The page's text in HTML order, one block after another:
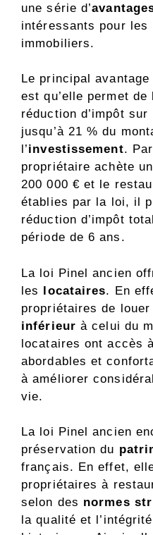
une série d’
intéressants pour les
immobiliers.
Le principal
est qu’elle permet de
réduction d’impôt
jusqu’à 21 % du
l’investissement.
propriétaire achète
200 000 € et le
établies par la loi, il
réduction d’impôt
période de 6 ans.
La loi Pinel ancien
les locataires. En
propriétaires de
inférieur à celui du
locataires ont accès
abordables et
à améliorer
vie.
La loi Pinel ancien
préservation du
français. En effet,
propriétaires à
selon des normes
la qualité et